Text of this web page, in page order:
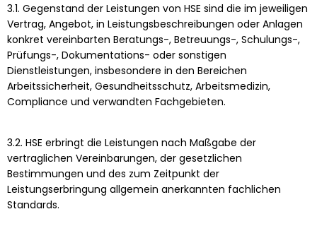
3.1. Gegenstand der Leistungen von HSE sind die im jeweiligen
Vertrag, Angebot, in Leistungsbeschreibungen oder Anlagen
konkret vereinbarten Beratungs-, Betreuungs-, Schulungs-,
Prüfungs-, Dokumentations- oder sonstigen
Dienstleistungen, insbesondere in den Bereichen
Arbeitssicherheit, Gesundheitsschutz, Arbeitsmedizin,
Compliance und verwandten Fachgebieten.
3.2. HSE erbringt die Leistungen nach Maßgabe der
vertraglichen Vereinbarungen, der gesetzlichen
Bestimmungen und des zum Zeitpunkt der
Leistungserbringung allgemein anerkannten fachlichen
Standards.